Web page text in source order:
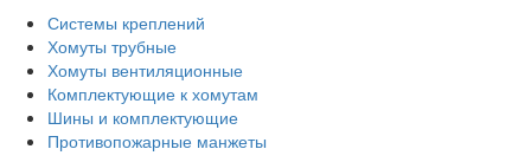
Системы креплений
Хомуты трубные
Хомуты вентиляционные
Комплектующие к хомутам
Шины и комплектующие
Противопожарные манжеты